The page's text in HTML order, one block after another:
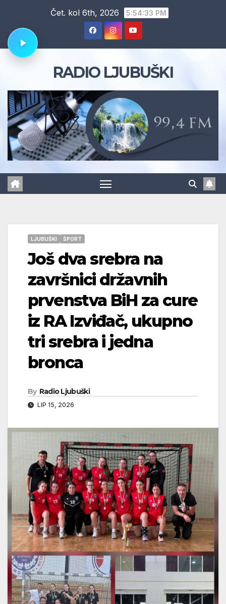
content
Čet. kol 6th, 2026 5:54:34 PM
RADIO LJUBUŠKI
LJUBUŠKI ŠPORT
Još dva srebra na
završnici državnih
prvenstva BiH za cure
iz RA Izviđač, ukupno
tri srebra i jedna
bronca
By Radio Ljubuški
LIP 15, 2026